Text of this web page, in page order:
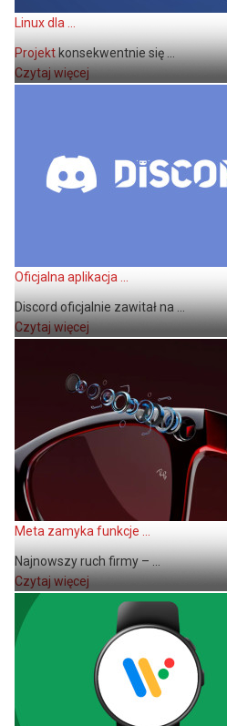
Linux dla ...
Projektkonsekwentnie się ...
Czytaj więcej
Oficjalna aplikacja ...
Discord oficjalnie zawitał na ...
Czytaj więcej
Meta zamyka funkcje ...
Najnowszy ruch firmy – ...
Czytaj więcej